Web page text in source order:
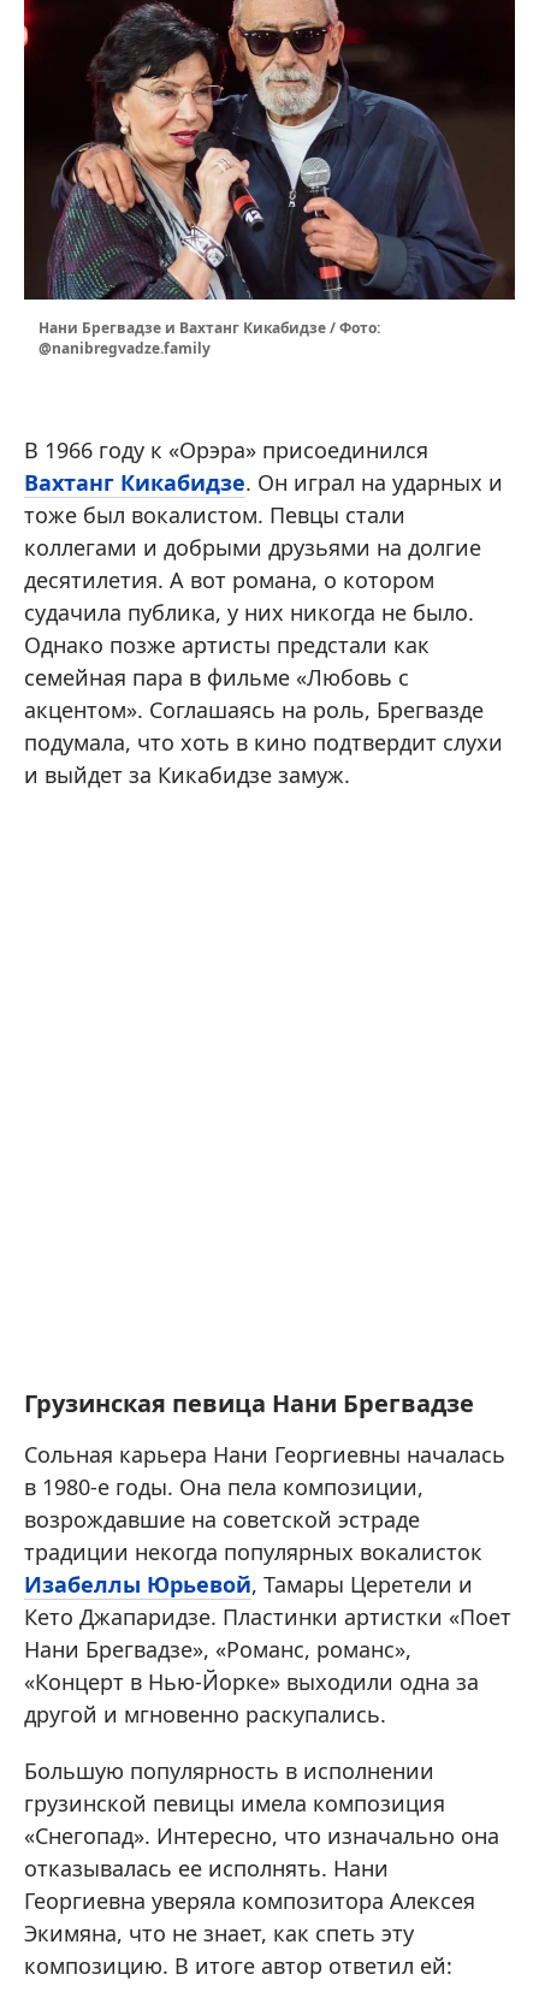
Нани Брегвадзе и Вахтанг Кикабидзе / Фото:
@nanibregvadze.family
В 1966 году к «Орэра» присоединился
Вахтанг Кикабидзе. Он играл на ударных и
тоже был вокалистом. Певцы стали
коллегами и добрыми друзьями на долгие
десятилетия. А вот романа, о котором
судачила публика, у них никогда не было.
Однако позже артисты предстали как
семейная пара в фильме «Любовь с
акцентом». Соглашаясь на роль, Брегвазде
подумала, что хоть в кино подтвердит слухи
и выйдет за Кикабидзе замуж.
Грузинская певица Нани Брегвадзе
Сольная карьера Нани Георгиевны началась
в 1980-е годы. Она пела композиции,
возрождавшие на советской эстраде
традиции некогда популярных вокалисток
Изабеллы Юрьевой, Тамары Церетели и
Кето Джапаридзе. Пластинки артистки «Поет
Нани Брегвадзе», «Романс, романс»,
«Концерт в Нью-Йорке» выходили одна за
другой и мгновенно раскупались.
Большую популярность в исполнении
грузинской певицы имела композиция
«Снегопад». Интересно, что изначально она
отказывалась ее исполнять. Нани
Георгиевна уверяла композитора Алексея
Экимяна, что не знает, как спеть эту
композицию. В итоге автор ответил ей: